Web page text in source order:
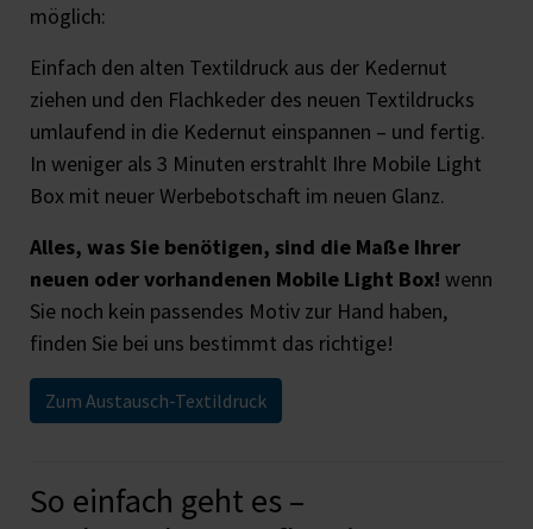
möglich:
Einfach den alten Textildruck aus der Kedernut
ziehen und den Flachkeder des neuen Textildrucks
umlaufend in die Kedernut einspannen – und fertig.
In weniger als 3 Minuten erstrahlt Ihre Mobile Light
Box mit neuer Werbebotschaft im neuen Glanz.
Alles, was Sie benötigen, sind die Maße Ihrer
neuen oder vorhandenen Mobile Light Box! wenn
Sie noch kein passendes Motiv zur Hand haben,
finden Sie bei uns bestimmt das richtige!
Zum Austausch-Textildruck
So einfach geht es –